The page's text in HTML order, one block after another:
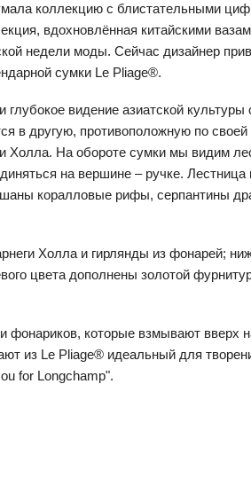
коллекцию с блистательными
вдохновлённая китайскими
недели моды. Cейчас дизайнер
сумки Le Pliage®.
видение азиатской культуры
в другую, противоположную по своей
Холла. На обороте сумки мы видим
на вершине – ручке.
коралловые рифы, серпантины
Холла и гирлянды из фонарей;
цвета дополнены золотой
фонариков, которые взмывают вверх
из Le Pliage® идеальный для
for Longchamp".